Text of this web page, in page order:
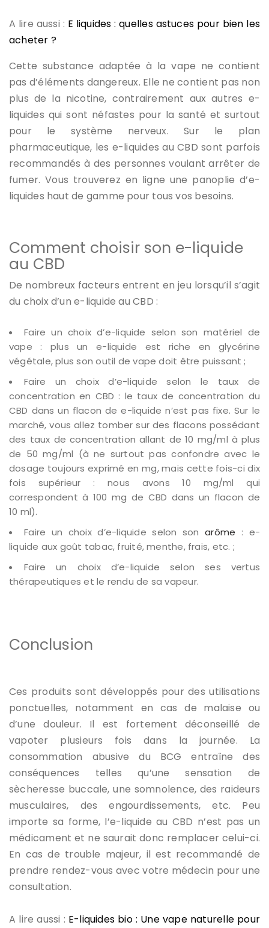
A lire aussi : E liquides : quelles astuces pour bien les
acheter ?
Cette substance adaptée à la vape ne contient
pas d’éléments dangereux. Elle ne contient pas non
plus de la nicotine, contrairement aux autres e-
liquides qui sont néfastes pour la santé et surtout
pour le système nerveux. Sur le plan
pharmaceutique, les e-liquides au CBD sont parfois
recommandés à des personnes voulant arrêter de
fumer. Vous trouverez en ligne une panoplie d’e-
liquides haut de gamme pour tous vos besoins.
Comment choisir son e-liquide
au CBD
De nombreux facteurs entrent en jeu lorsqu’il s’agit
du choix d’un e-liquide au CBD :
Faire un choix d’e-liquide selon son matériel de
vape : plus un e-liquide est riche en glycérine
végétale, plus son outil de vape doit être puissant ;
Faire un choix d’e-liquide selon le taux de
concentration en CBD : le taux de concentration du
CBD dans un flacon de e-liquide n’est pas fixe. Sur le
marché, vous allez tomber sur des flacons possédant
des taux de concentration allant de 10 mg/ml à plus
de 50 mg/ml (à ne surtout pas confondre avec le
dosage toujours exprimé en mg, mais cette fois-ci dix
fois supérieur : nous avons 10 mg/ml qui
correspondent à 100 mg de CBD dans un flacon de
10 ml).
Faire un choix d’e-liquide selon sonarôme : e-
liquide aux goût tabac, fruité, menthe, frais, etc. ;
Faire un choix d’e-liquide selon ses vertus
thérapeutiques et le rendu de sa vapeur.
Conclusion
Ces produits sont développés pour des utilisations
ponctuelles, notamment en cas de malaise ou
d’une douleur. Il est fortement déconseillé de
vapoter plusieurs fois dans la journée. La
consommation abusive du BCGentraîne des
conséquences telles qu’une sensation de
sècheresse buccale, une somnolence, des raideurs
musculaires, des engourdissements, etc. Peu
importe sa forme, l’e-liquide au CBD n’est pas un
médicament et ne saurait donc remplacer celui-ci.
En cas de trouble majeur, il est recommandé de
prendre rendez-vous avec votre médecin pour une
consultation.
A lire aussi : E-liquides bio : Une vape naturelle pour